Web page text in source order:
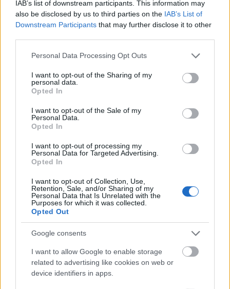
IAB’s list of downstream participants. This information may
also be disclosed by us to third parties on the IAB’s List of
Downstream Participants that may further disclose it to other
Please note that this website/app uses one or more Google
not limited to your visit or usage behaviour. You may click to
grant or deny consent to Google and its third-party tags to
use your data for below specified purposes in below Google
consent section.
Personal Data Processing Opt Outs
I want to opt-out of the Sharing of my
personal data.
Opted In
I want to opt-out of the Sale of my
Personal Data.
Opted In
I want to opt-out of processing my
Personal Data for Targeted Advertising.
Opted In
I want to opt-out of Collection, Use,
Retention, Sale, and/or Sharing of my
Personal Data that Is Unrelated with the
Purposes for which it was collected.
Opted Out
Google consents
I want to allow Google to enable storage
related to advertising like cookies on web or
device identifiers in apps.
„Háborúban sem hallgatnak a
múzsák”
Nagy Háború szerkesztőség•2017. december 13.
Emlékezés Miskolc háziezredére – 100 éve történt: A
10-es honvéd hét Az egykori magyar királyi miskolci
10. honvéd gyalogezredről – melynek emlékét
legtöbb miskolcinak a hősiesség, az első
világháború harcterein elért…